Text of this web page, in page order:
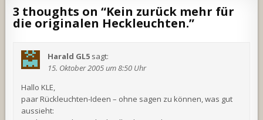
3 thoughts on “Kein zurück mehr für
die originalen Heckleuchten.”
Harald GL5 sagt:
15. Oktober 2005 um 8:50 Uhr
Hallo KLE,
paar Rückleuchten-Ideen – ohne sagen zu können, was gut
aussieht: